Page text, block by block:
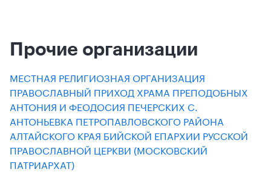
Прочие организации
МЕСТНАЯ РЕЛИГИОЗНАЯ ОРГАНИЗАЦИЯ
ПРАВОСЛАВНЫЙ ПРИХОД ХРАМА ПРЕПОДОБНЫХ
АНТОНИЯ И ФЕОДОСИЯ ПЕЧЕРСКИХ С.
АНТОНЬЕВКА ПЕТРОПАВЛОВСКОГО РАЙОНА
АЛТАЙСКОГО КРАЯ БИЙСКОЙ ЕПАРХИИ РУССКОЙ
ПРАВОСЛАВНОЙ ЦЕРКВИ (МОСКОВСКИЙ
ПАТРИАРХАТ)